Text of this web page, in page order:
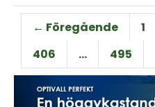
dagens program träffar vi
också Filip Löfquist i Gislöv,
som berättar om
fördelarna...
← Föregående 1
406
… 495